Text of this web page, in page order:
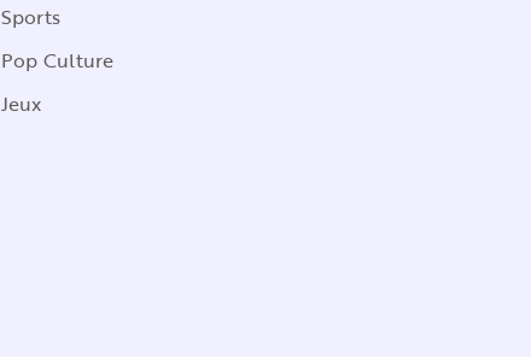
Sports
Pop Culture
Jeux